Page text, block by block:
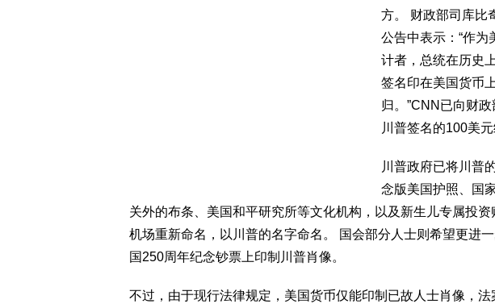
方。 财政部司库比
公告中表示：“作
计者，总统在历史
签名印在美国货币
归。”CNN已向财
川普签名的100美元
川普政府已将川普
念版美国护照、国
关外的布条、美国和平研究所等文化机构，以及新生儿专属投
机场重新命名，以川普的名字命名。 国会部分人士则希望更进
国250周年纪念钞票上印制川普肖像。
不过，由于现行法律规定，美国货币仅能印制已故人士肖像，